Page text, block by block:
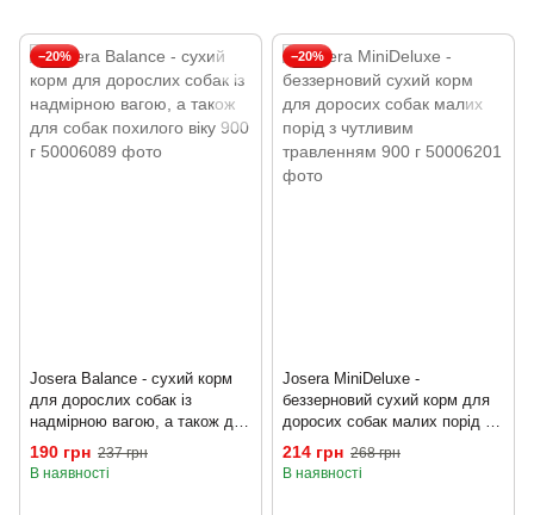
−20%
Josera Balance - сухий корм
для дорослих собак із
надмірною вагою, а також для
собак похилого віку 900 г
190 грн 237 грн
В наявності
−20%
Josera MiniDeluxe -
беззерновий сухий корм для
доросих собак малих порід з
чутливим травленням 900 г
214 грн 268 грн
В наявності